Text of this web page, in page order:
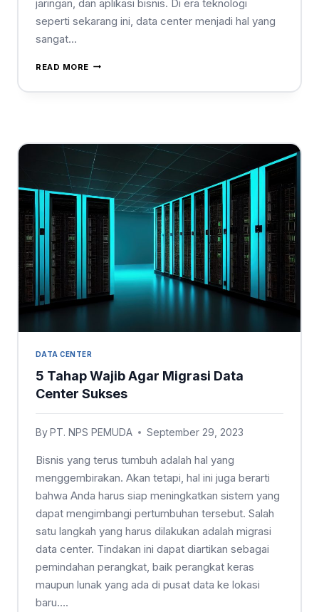
jaringan, dan aplikasi bisnis. Di era teknologi
seperti sekarang ini, data center menjadi hal yang
sangat…
READ MORE
DATA CENTER
5 Tahap Wajib Agar Migrasi Data
Center Sukses
ByPT. NPS PEMUDA September 29, 2023
Bisnis yang terus tumbuh adalah hal yang
menggembirakan. Akan tetapi, hal ini juga berarti
bahwa Anda harus siap meningkatkan sistem yang
dapat mengimbangi pertumbuhan tersebut. Salah
satu langkah yang harus dilakukan adalah migrasi
data center. Tindakan ini dapat diartikan sebagai
pemindahan perangkat, baik perangkat keras
maupun lunak yang ada di pusat data ke lokasi
baru….